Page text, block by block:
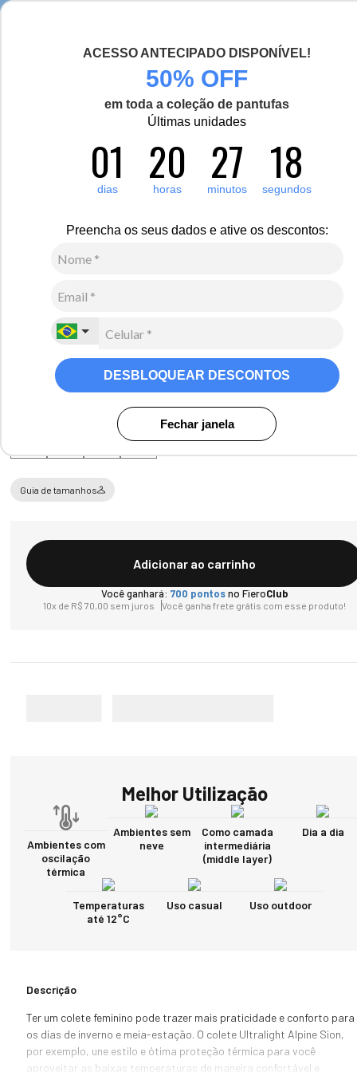
ACESSO ANTECIPADO DISPONÍVEL!
50% OFF
em toda a coleção de pantufas
Últimas unidades
01
dias 20
horas 27
minutos 18
segundos
Preencha os seus dados e ative os descontos:
DESBLOQUEAR DESCONTOS
Fechar janela
Avaliações
Colete Feminino puffer Sion Ultralight Alpine
Ver Parcelas
Carmim
44
Guia de tamanhos
Adicionar ao carrinho
Você ganhará: 700 pontosno FieroClub
10x de R$ 70,00 sem juros Você ganha frete grátis com esse produto!
Melhor Utilização
Ambientes com
oscilação
térmica
Ambientes sem
neve
Como camada
intermediária
(middle layer)
Dia a dia
Temperaturas
até 12°C
Uso casual Uso outdoor
Descrição
Ter um colete feminino pode trazer mais praticidade e conforto para
os dias de inverno e meia-estação. O colete Ultralight Alpine Sion,
por exemplo, une estilo e ótima proteção térmica para você
aproveitar as baixas temperaturas de maneira confortável e